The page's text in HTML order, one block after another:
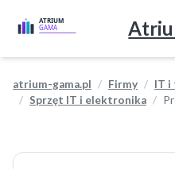
atrium-gama.pl Firmy
IT i
Sprzęt IT i elektronika